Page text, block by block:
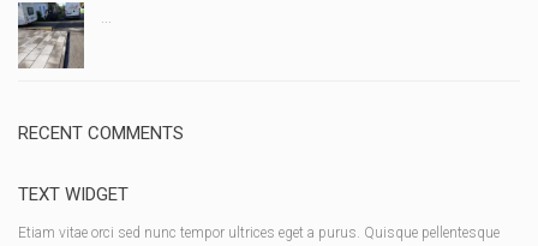
RECENT COMMENTS
TEXT WIDGET
Etiam vitae orci sed nunc tempor ultrices eget a purus. Quisque pellentesque